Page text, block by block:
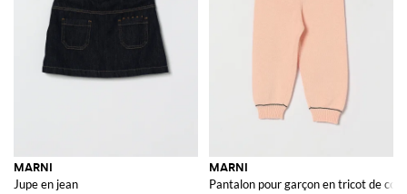
MARNI
Jupe en jean
MARNI
Pantalon pour garçon en tricot de